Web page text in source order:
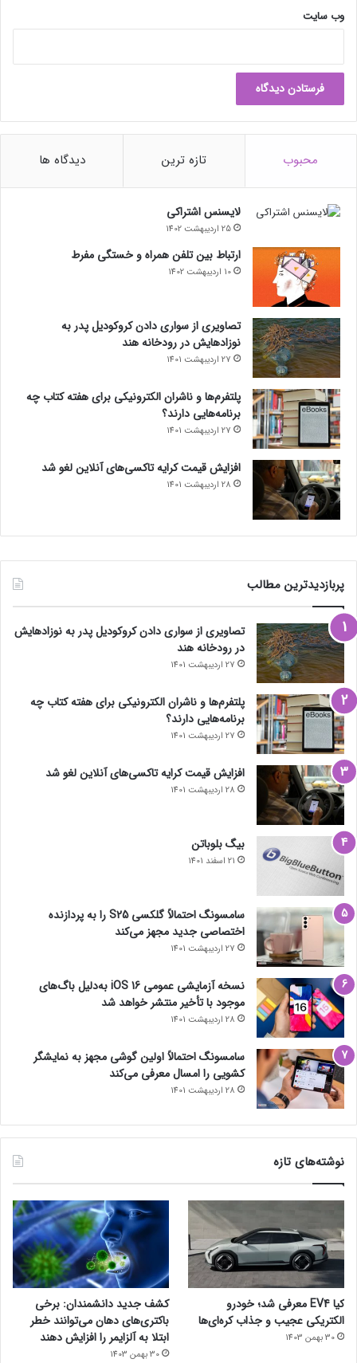
وب‌ سایت
محبوب تازه ترین دیدگاه ها
لایسنس اشتراکی
25 اردیبهشت 1402
ارتباط بین تلفن همراه و خستگی مفرط
10 اردیبهشت 1402
تصاویری از سواری دادن کروکودیل پدر به
نوزادهایش در رودخانه هند
27 اردیبهشت 1401
پلتفرم‌ها و ناشران الکترونیکی برای هفته کتاب چه
برنامه‌هایی دارند؟
27 اردیبهشت 1401
افزایش قیمت کرایه تاکسی‌های آنلاین لغو شد
28 اردیبهشت 1401
پربازدیدترین مطالب
تصاویری از سواری دادن کروکودیل پدر به نوزادهایش
در رودخانه هند
27 اردیبهشت 1401
پلتفرم‌ها و ناشران الکترونیکی برای هفته کتاب چه
برنامه‌هایی دارند؟
27 اردیبهشت 1401
افزایش قیمت کرایه تاکسی‌های آنلاین لغو شد
28 اردیبهشت 1401
بیگ بلوباتن
21 اسفند 1401
سامسونگ احتمالاً گلکسی S25 را به پردازنده
اختصاصی جدید مجهز می‌کند
27 اردیبهشت 1401
نسخه آزمایشی عمومی iOS 16 به‌دلیل باگ‌های
موجود با تأخیر منتشر خواهد شد
28 اردیبهشت 1401
سامسونگ احتمالاً اولین گوشی مجهز به نمایشگر
کشویی را امسال معرفی می‌کند
28 اردیبهشت 1401
نوشته‌های تازه
کیا EV4 معرفی شد؛ خودرو
الکتریکی عجیب و جذاب کره‌ای‌ها
30 بهمن 1403
کشف جدید دانشمندان: برخی
باکتری‌های دهان می‌توانند خطر
ابتلا به آلزایمر را افزایش دهند
30 بهمن 1403